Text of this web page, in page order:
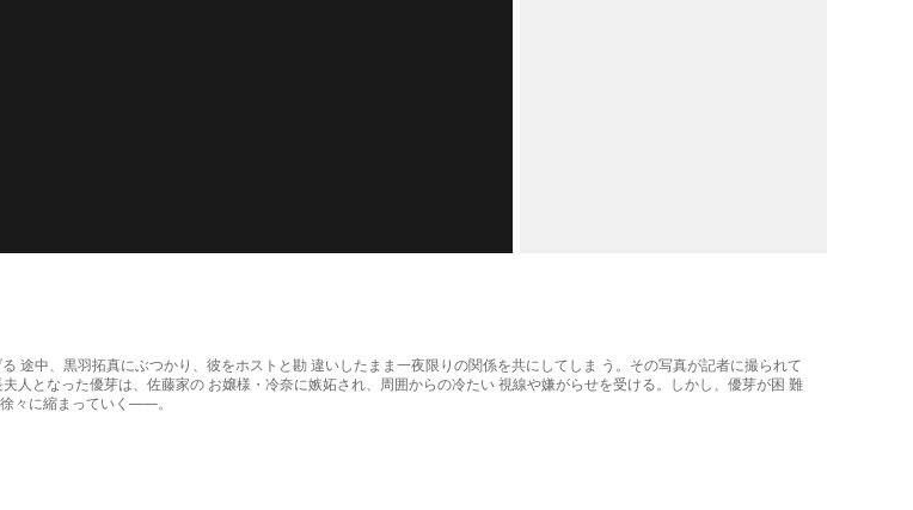
途中、黒羽拓真にぶつかり、彼をホストと勘 違いしたまま一夜限りの関係を共にしてしま う。その写真が記者に撮られて
人となった優芽は、佐藤家の お嬢様・冷奈に嫉妬され、周囲からの冷たい 視線や嫌がらせを受ける。しかし、優芽が困 難
々に縮まっていく――。